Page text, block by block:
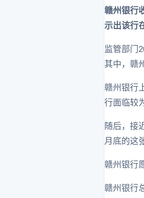
赣州银行
示出该行
监管部门
其中，赣
赣州银行
行面临较
随后，接
月底的这
赣州银行
赣州银行